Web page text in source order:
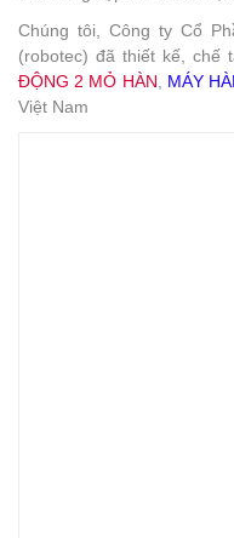
Chúng tôi, Công ty Cổ
(robotec) đã thiết kế, chế
ĐỘNG 2 MỎ HÀN
MÁY
Việt Nam